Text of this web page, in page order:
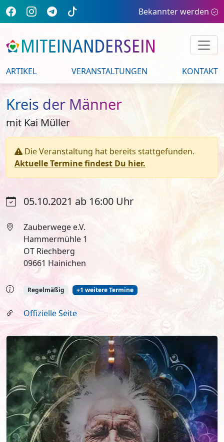
Bekannter werden
ARTIKEL VERANSTALTUNGEN KONTAKT
Kreis der Männer
mit Kai Müller
Die Veranstaltung hat bereits stattgefunden.
Aktuelle Termine findest Du hier.
05.10.2021 ab 16:00 Uhr
Zauberwege e.V.
Hammermühle 1
OT Riechberg
09661 Hainichen
Regelmäßig +1 weitere Termine
Offizielle Seite